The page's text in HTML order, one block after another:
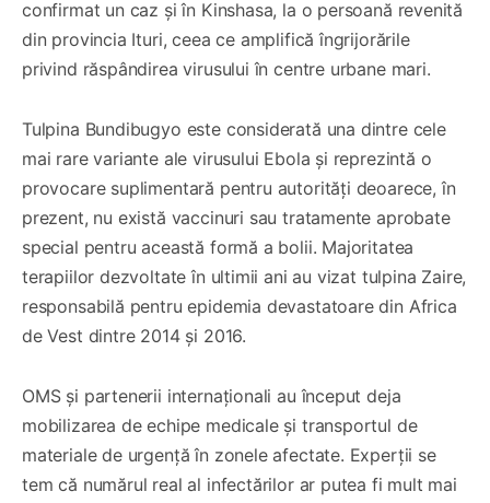
confirmat un caz și în Kinshasa, la o persoană revenită
din provincia Ituri, ceea ce amplifică îngrijorările
privind răspândirea virusului în centre urbane mari.
Tulpina Bundibugyo este considerată una dintre cele
mai rare variante ale virusului Ebola și reprezintă o
provocare suplimentară pentru autorități deoarece, în
prezent, nu există vaccinuri sau tratamente aprobate
special pentru această formă a bolii. Majoritatea
terapiilor dezvoltate în ultimii ani au vizat tulpina Zaire,
responsabilă pentru epidemia devastatoare din Africa
de Vest dintre 2014 și 2016.
OMS și partenerii internaționali au început deja
mobilizarea de echipe medicale și transportul de
materiale de urgență în zonele afectate. Experții se
tem că numărul real al infectărilor ar putea fi mult mai